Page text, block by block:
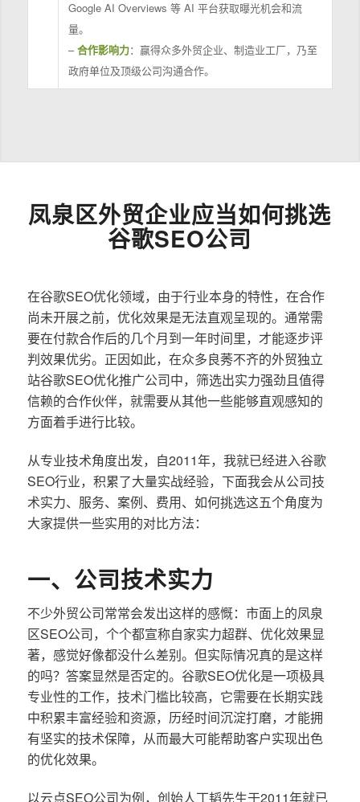
Google AI Overviews 等 AI 平台获取曝光机会和流
量。
–合作影响力：赢得众多外贸企业、制造业工厂，乃至
政府单位及顶级公司沟通合作。
凤泉区外贸企业应当如何挑选
谷歌SEO公司
在谷歌SEO优化领域，由于行业本身的特性，在合作
尚未开展之前，优化效果是无法直观呈现的。通常需
要在付款合作后的几个月到一年时间里，才能逐步评
判效果优劣。正因如此，在众多良莠不齐的外贸独立
站谷歌SEO优化推广公司中，筛选出实力强劲且值得
信赖的合作伙伴，就需要从其他一些能够直观感知的
方面着手进行比较。
从专业技术角度出发，自2011年，我就已经进入谷歌
SEO行业，积累了大量实战经验，下面我会从公司技
术实力、服务、案例、费用、如何挑选这五个角度为
大家提供一些实用的对比方法：
一、公司技术实力
不少外贸公司常常会发出这样的感慨：市面上的凤泉
区SEO公司，个个都宣称自家实力超群、优化效果显
著，感觉好像都没什么差别。但实际情况真的是这样
的吗？答案显然是否定的。谷歌SEO优化是一项极具
专业性的工作，技术门槛比较高，它需要在长期实践
中积累丰富经验和资源，历经时间沉淀打磨，才能拥
有坚实的技术保障，从而最大可能帮助客户实现出色
的优化效果。
以云点SEO公司为例，创始人丁韬先生于2011年就已